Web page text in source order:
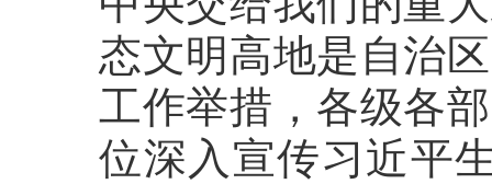
态文明高地是自治
工作举措，各级各
位深入宣传习近平